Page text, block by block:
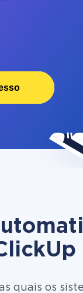
quais os